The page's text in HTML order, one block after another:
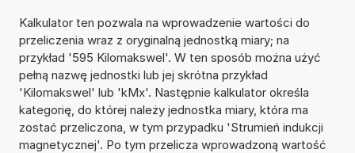
Kalkulator ten pozwala na wprowadzenie wartości do
przeliczenia wraz z oryginalną jednostką miary; na
przykład '595 Kilomakswel'. W ten sposób można użyć
pełną nazwę jednostki lub jej skrótna przykład
'Kilomakswel' lub 'kMx'. Następnie kalkulator określa
kategorię, do której należy jednostka miary, która ma
zostać przeliczona, w tym przypadku 'Strumień indukcji
magnetycznej'. Po tym przelicza wprowadzoną wartość